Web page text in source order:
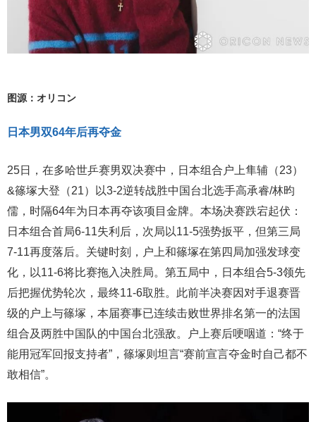
图源：オリコン
日本男双64年后再夺金
25日，在多哈世乒赛男双决赛中，日本组合户上隼辅（23）
&篠塚大登（21）以3-2逆转战胜中国台北选手高承睿/林昀
儒，时隔64年为日本再夺该项目金牌。本场决赛跌宕起伏：
日本组合首局6-11失利后，次局以11-5强势扳平，但第三局
7-11再度落后。关键时刻，户上和篠塚在第四局加强发球变
化，以11-6将比赛拖入决胜局。第五局中，日本组合5-3领先
后把握优势轮次，最终11-6取胜。此前半决赛因对手退赛晋
级的户上与篠塚，本届赛事已连续击败世界排名第一的法国
组合及两胜中国队的中国台北强敌。户上赛后哽咽道：“终于
能用冠军回报支持者”，篠塚则坦言“赛前宣言夺金时自己都不
敢相信”。